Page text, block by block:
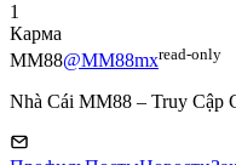
1
Карма
MM88@MM88mxread⁠-⁠only
Nhà Cái MM88 – Truy Cập